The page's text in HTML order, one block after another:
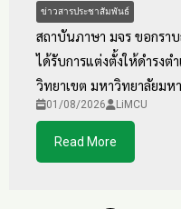
ข่าวสารประชาสัมพันธ์
สถาบันภาษา มจร ขอกรา
ได้รับการแต่งตั้งให้ดำรง
วิทยาเขต มหาวิทยาลัยมห
01/08/2026 LiMCU
Read More